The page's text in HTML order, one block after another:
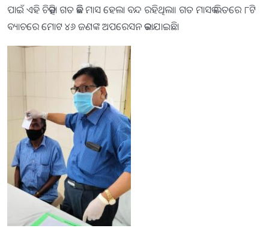
ପାଇଁ ଏହି ଚିକିତ୍ସା ଗତ କିଛି ମାସ ହେଲା ବନ୍ଦ ରହିଥିଲା। ଗତ ମାସକ ଭିତରେ ୮ଟି
ବ୍ୟାଚରେ ମୋଟ ୪୬ ଜଣଙ୍କ ଅପରେସନ କରାଯାଇଛି।